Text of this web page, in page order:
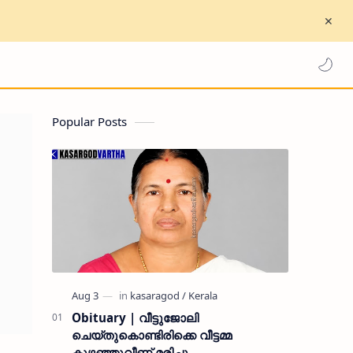
Popular Posts
Obituary | വീട്ടുജോലി
ചെയ്തുകൊണ്ടിരിക്കെ വീട്ടമ്മ